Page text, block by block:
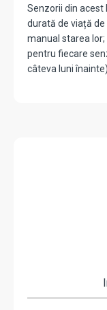
Senzorii din acest
durată de viață de
manual starea
pentru fiecare
câteva luni